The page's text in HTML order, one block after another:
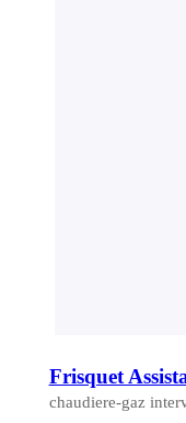
Frisquet
chaudiere-gaz